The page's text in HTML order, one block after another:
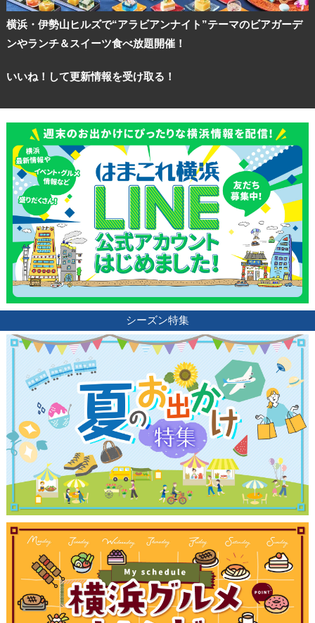
横浜・伊勢山ヒルズで“アラビアンナイト”テーマのビアガーデ
ンやランチ＆スイーツ食べ放題開催！
いいね！して更新情報を受け取る！
シーズン特集
観光ガイド
ランキング
ブログ記事
サイトについて